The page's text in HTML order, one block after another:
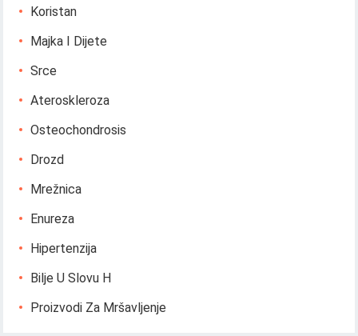
Koristan
Majka I Dijete
Srce
Ateroskleroza
Osteochondrosis
Drozd
Mrežnica
Enureza
Hipertenzija
Bilje U Slovu H
Proizvodi Za Mršavljenje